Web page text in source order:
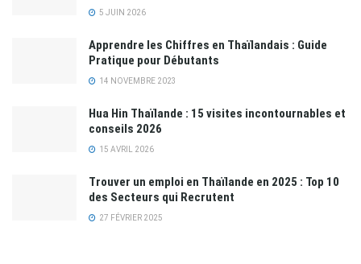
5 JUIN 2026
Apprendre les Chiffres en Thaïlandais : Guide
Pratique pour Débutants
14 NOVEMBRE 2023
Hua Hin Thaïlande : 15 visites incontournables et
conseils 2026
15 AVRIL 2026
Trouver un emploi en Thaïlande en 2025 : Top 10
des Secteurs qui Recrutent
27 FÉVRIER 2025